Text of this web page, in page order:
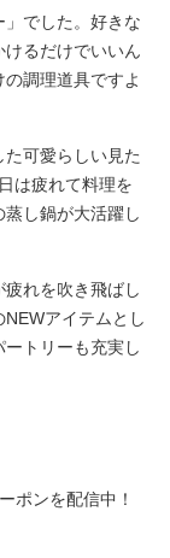
でした。好きな
るだけでいいん
調理道具ですよ
可愛らしい見た
は疲れて料理を
し鍋が大活躍し
れを吹き飛ばし
アイテムとし
トリーも充実し
ポンを配信中！